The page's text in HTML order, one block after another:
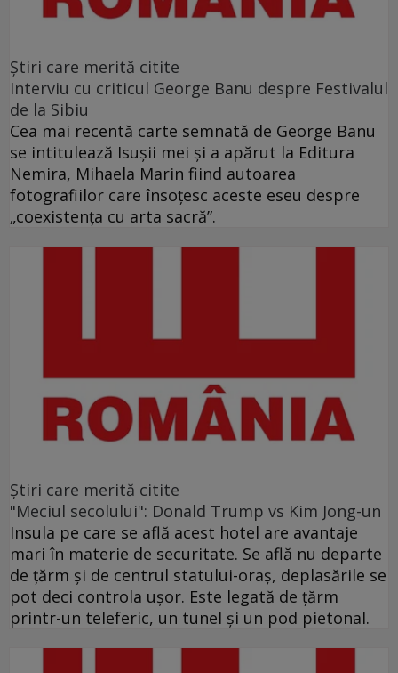
Ştiri care merită citite
Interviu cu criticul George Banu despre Festivalul
de la Sibiu
Cea mai recentă carte semnată de George Banu
se intitulează Isuşii mei şi a apărut la Editura
Nemira, Mihaela Marin fiind autoarea
fotografiilor care însoţesc aceste eseu despre
„coexistenţa cu arta sacră”.
Ştiri care merită citite
"Meciul secolului": Donald Trump vs Kim Jong-un
Insula pe care se află acest hotel are avantaje
mari în materie de securitate. Se află nu departe
de ţărm şi de centrul statului-oraş, deplasările se
pot deci controla uşor. Este legată de ţărm
printr-un teleferic, un tunel şi un pod pietonal.